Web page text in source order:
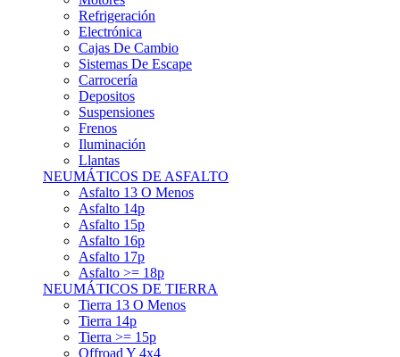
Electrónica
Cajas De Cambio
Sistemas De Escape
Carrocería
Depositos
Suspensiones
Frenos
Iluminación
Llantas
NEUMÁTICOS DE ASFALTO
Asfalto 13 O Menos
Asfalto 14p
Asfalto 15p
Asfalto 16p
Asfalto 17p
Asfalto >= 18p
NEUMÁTICOS DE TIERRA
Tierra 13 O Menos
Tierra 14p
Tierra >= 15p
Offroad Y 4x4
OTROS NEUMÁTICOS